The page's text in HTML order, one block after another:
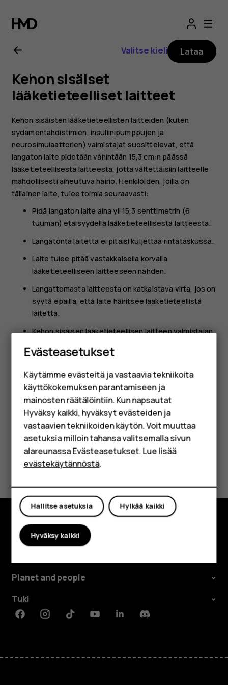
Nokia
G21
käyttöopas
Älypuhelimet
Perinteiset puhelimet
Lisävarusteet
HMD Terra M
Yrityksille
Tabletit
Shop
Valitse kieli Lataa
Kehon sisäiset
lääketieteelliset laitteet
Kehon sisäisten lääketieteellisten laitteiden (kuten
sydämentahdistimien, insuliinipumppujen ja
neurosimulaattorien) valmistajat suosittelevat, että
langaton laite pidetään vähintään 15,3 cm:n päässä
lääketieteellisestä laitteesta, jotta vältettäisiin laitteelle
mahdollisesti aiheutuva häiriö. Henkilöiden, joilla on
tällainen laite, tulee toimia seuraavasti:
Pidä langaton laite aina yli 15,3 senttimetrin (6
tuuman) etäisyydellä lääketieteellisestä laitteesta.
Langatonta laitetta ei pitäisi kuljettaa rintataskussa.
Laite tulee pitää vastakkaisella korvalla
lääketieteelliseen laitteeseen nähden.
Langattomasta laitteesta on katkaistava virta, jos on
syytä epäillä, että laite häiritsee lääketieteellistä
laitetta.
Kehon sisäisen lääketieteellisen laitteen valmistajan
laitteen käyttöä kehon sisäisen lääketieteellisen laitteen
kanssa, ota yhteys terveydenhoidon ammattihenkilöön.
Oliko tästä apua?
Kyllä Ei
Tutustu
Planet and people
Tuki
FacebookInstagramTiktokYoutubeLinkedinDiscord
Evästeasetukset
Käytämme evästeitä ja vastaavia tekniikoita
käyttökokemuksen parantamiseen ja
mainosten räätälöintiin. Kun napsautat
Hyväksy kaikki, hyväksyt evästeiden ja
vastaavien tekniikoiden käytön. Voit muuttaa
asetuksia milloin tahansa valitsemalla sivun
alareunassa Evästeasetukset. Lue lisää
evästekäytännöstä.
Hylkää kaikki
Hallitse asetuksia
Hyväksy kaikki